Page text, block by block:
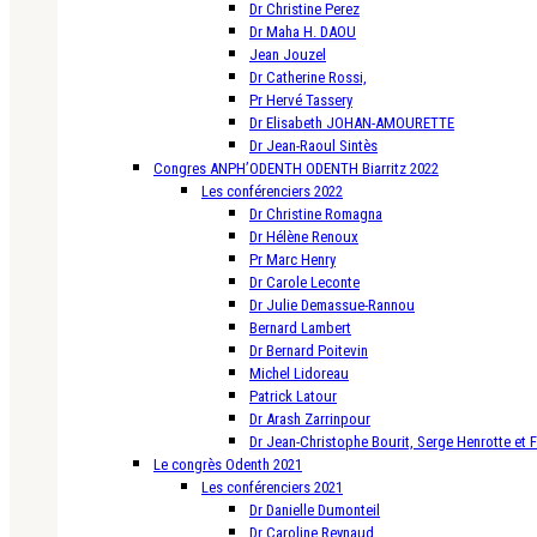
Dr Christine Perez
Dr Maha H. DAOU
Jean Jouzel
Dr Catherine Rossi,
Pr Hervé Tassery
Dr Elisabeth JOHAN-AMOURETTE
Dr Jean-Raoul Sintès
Congres ANPH’ODENTH ODENTH Biarritz 2022
Les conférenciers 2022
Dr Christine Romagna
Dr Hélène Renoux
Pr Marc Henry
Dr Carole Leconte
Dr Julie Demassue-Rannou
Bernard Lambert
Dr Bernard Poitevin
Michel Lidoreau
Patrick Latour
Dr Arash Zarrinpour
Dr Jean-Christophe Bourit, Serge Henrotte et
Le congrès Odenth 2021
Les conférenciers 2021
Dr Danielle Dumonteil
Dr Caroline Reynaud